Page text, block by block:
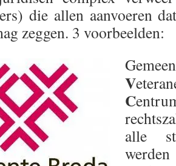
die allen aanvoeren
zeggen. 3 voorbeelden:
V
C
alle